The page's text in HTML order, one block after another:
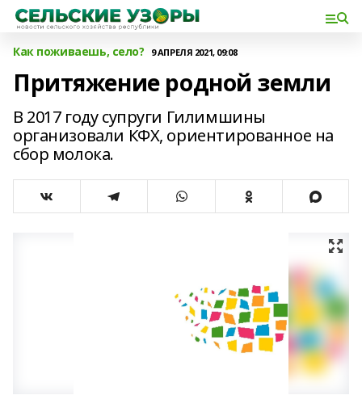
Как поживаешь, село? 9 АПРЕЛЯ 2021, 09:08
Притяжение родной земли
В 2017 году супруги Гилимшины
организовали КФХ, ориентированное на
сбор молока.